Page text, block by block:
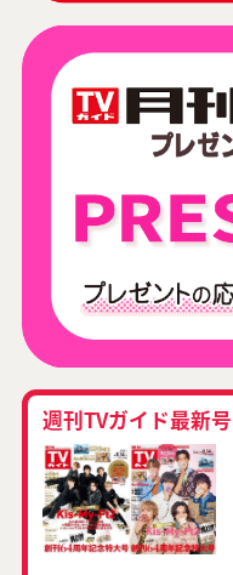
週刊TVガイド最新号